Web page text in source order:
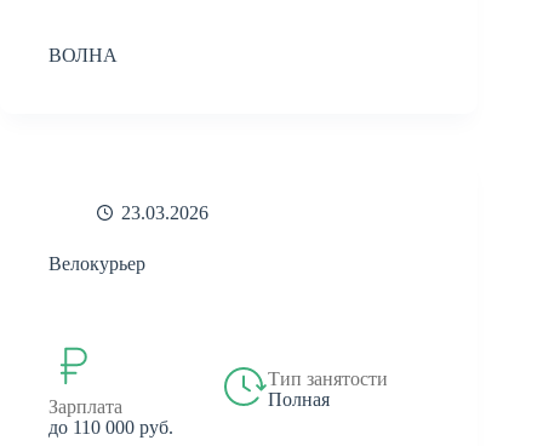
ВОЛНА
23.03.2026
Велокурьер
Зарплата
до 110 000 руб.
Тип занятости
Полная